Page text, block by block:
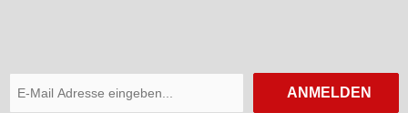
ANMELDEN